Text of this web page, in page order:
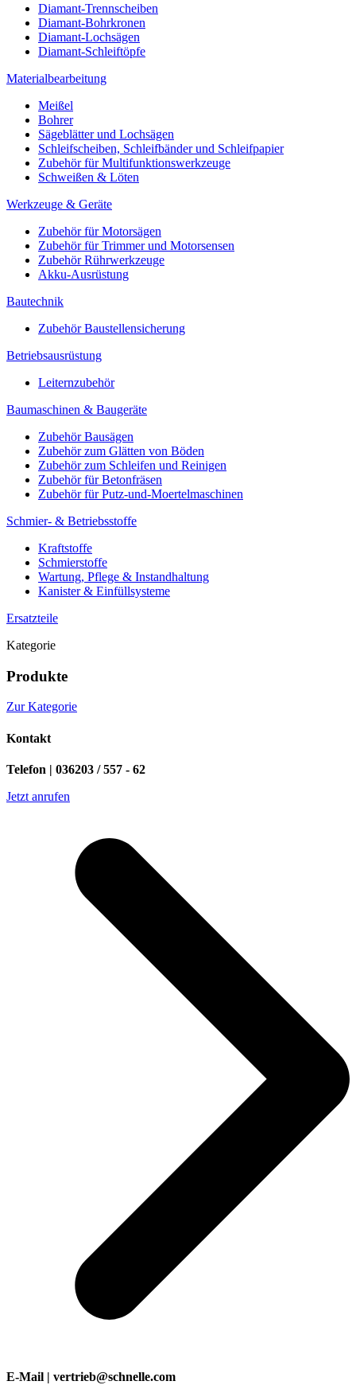
Diamant-Trennscheiben
Diamant-Bohrkronen
Diamant-Lochsägen
Diamant-Schleiftöpfe
Materialbearbeitung
Meißel
Bohrer
Sägeblätter und Lochsägen
Schleifscheiben, Schleifbänder und Schleifpapier
Zubehör für Multifunktionswerkzeuge
Schweißen & Löten
Werkzeuge & Geräte
Zubehör für Motorsägen
Zubehör für Trimmer und Motorsensen
Zubehör Rührwerkzeuge
Akku-Ausrüstung
Bautechnik
Zubehör Baustellensicherung
Betriebsausrüstung
Leiternzubehör
Baumaschinen & Baugeräte
Zubehör Bausägen
Zubehör zum Glätten von Böden
Zubehör zum Schleifen und Reinigen
Zubehör für Betonfräsen
Zubehör für Putz-und-Moertelmaschinen
Schmier- & Betriebsstoffe
Kraftstoffe
Schmierstoffe
Wartung, Pflege & Instandhaltung
Kanister & Einfüllsysteme
Ersatzteile
Kategorie
Produkte
Zur Kategorie
Kontakt
Telefon | 036203 / 557 - 62
Jetzt anrufen
E-Mail | vertrieb@schnelle.com